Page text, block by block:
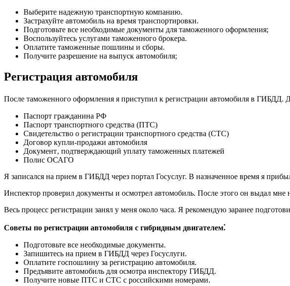
Выберите надежную транспортную компанию.
Застрахуйте автомобиль на время транспортировки.
Подготовьте все необходимые документы для таможенного оформления;
Воспользуйтесь услугами таможенного брокера.
Оплатите таможенные пошлины и сборы.
Получите разрешение на выпуск автомобиля;
Регистрация автомобиля
После таможенного оформления я приступил к регистрации автомобиля в ГИБДД.
Паспорт гражданина РФ
Паспорт транспортного средства (ПТС)
Свидетельство о регистрации транспортного средства (СТС)
Договор купли-продажи автомобиля
Документ‚ подтверждающий уплату таможенных платежей
Полис ОСАГО
Я записался на прием в ГИБДД через портал Госуслуг. В назначенное время я
Инспектор проверил документы и осмотрел автомобиль. После этого он выдал
Весь процесс регистрации занял у меня около часа. Я рекомендую заранее
Советы по регистрации автомобиля с гибридным двигателем⁚
Подготовьте все необходимые документы.
Запишитесь на прием в ГИБДД через Госуслуги.
Оплатите госпошлину за регистрацию автомобиля.
Предъявите автомобиль для осмотра инспектору ГИБДД.
Получите новые ПТС и СТС с российскими номерами.